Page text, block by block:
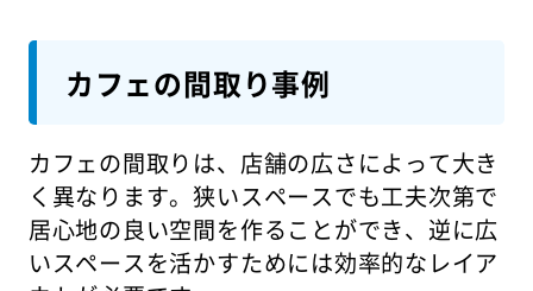
カフェの間取り事例
カフェの間取りは、店舗の広さによって大き
く異なります。狭いスペースでも工夫次第で
居心地の良い空間を作ることができ、逆に広
いスペースを活かすためには効率的なレイア